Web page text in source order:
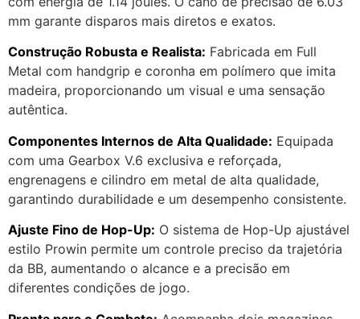
mm garante disparos mais diretos e exatos.
Construção Robusta e Realista: Fabricada em Full
Metal com handgrip e coronha em polímero que imita
madeira, proporcionando um visual e uma sensação
autêntica.
Componentes Internos de Alta Qualidade: Equipada
com uma Gearbox V.6 exclusiva e reforçada,
engrenagens e cilindro em metal de alta qualidade,
garantindo durabilidade e um desempenho consistente.
Ajuste Fino de Hop-Up: O sistema de Hop-Up ajustável
estilo Prowin permite um controle preciso da trajetória
da BB, aumentando o alcance e a precisão em
diferentes condições de jogo.